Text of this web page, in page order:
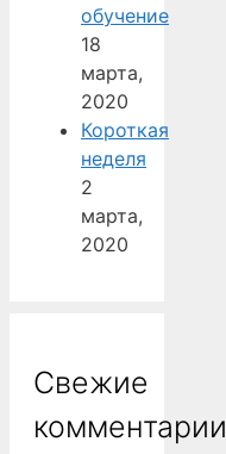
обучение
18
марта,
2020
Короткая
неделя
2
марта,
2020
Свежие
комментарии